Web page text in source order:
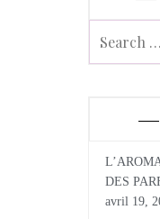
DES
avril 19,